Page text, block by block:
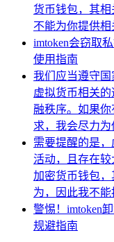
货币钱包，其
不能为你提供相
imtoken会窃取
使用指南
我们应当遵守
虚拟货币相关
融秩序。如果
求，我会尽力
需要提醒的是
活动，且存在较
加密货币钱包
为，因此我不
警惕！imtoken
规避指南